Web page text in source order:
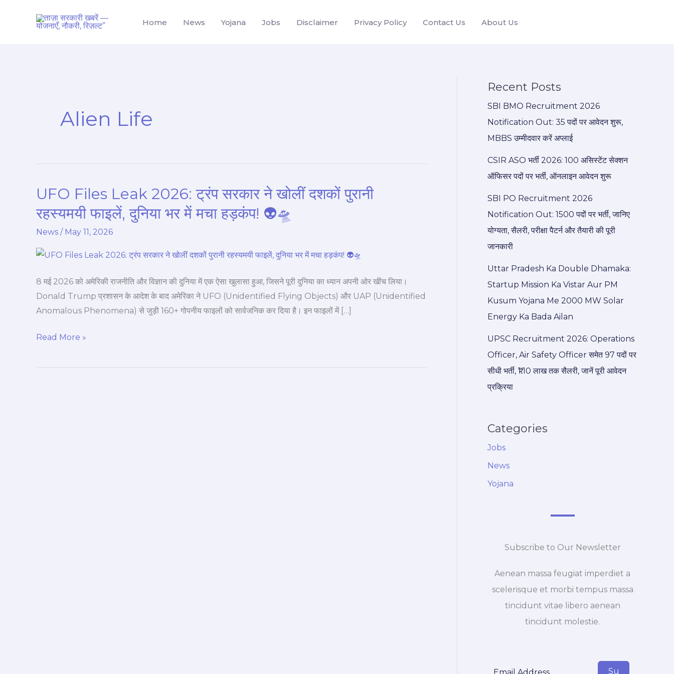
Home News Yojana Jobs Disclaimer Privacy Policy Contact Us About Us
Alien Life
UFO Files Leak 2026: ट्रंप सरकार ने खोलीं दशकों पुरानी
रहस्यमयी फाइलें, दुनिया भर में मचा हड़कंप! 👽🛸
News / May 11, 2026
8 मई 2026 को अमेरिकी राजनीति और विज्ञान की दुनिया में एक ऐसा खुलासा हुआ, जिसने पूरी दुनिया का ध्यान अपनी ओर खींच लिया।
Donald Trump प्रशासन के आदेश के बाद अमेरिका ने UFO (Unidentified Flying Objects) और UAP (Unidentified
Anomalous Phenomena) से जुड़ी 160+ गोपनीय फाइलों को सार्वजनिक कर दिया है। इन फाइलों में […]
UFO
Leak
2026:
ट्रंप
ने
खोलीं
दशकों
रहस्यमयी
दुनिया
Read More »
Recent Posts
SBI BMO Recruitment 2026
Notification Out: 35 पदों पर आवेदन शुरू,
MBBS उम्मीदवार करें अप्लाई
CSIR ASO भर्ती 2026: 100 असिस्टेंट सेक्शन
ऑफिसर पदों पर भर्ती, ऑनलाइन आवेदन शुरू
SBI PO Recruitment 2026
Notification Out: 1500 पदों पर भर्ती, जानिए
योग्यता, सैलरी, परीक्षा पैटर्न और तैयारी की पूरी
जानकारी
Uttar Pradesh Ka Double Dhamaka:
Startup Mission Ka Vistar Aur PM
Kusum Yojana Me 2000 MW Solar
Energy Ka Bada Ailan
UPSC Recruitment 2026: Operations
Officer, Air Safety Officer समेत 97 पदों पर
सीधी भर्ती, ₹1.10 लाख तक सैलरी, जानें पूरी आवेदन
प्रक्रिया
Categories
Jobs
News
Yojana
Subscribe to Our Newsletter
Aenean massa feugiat imperdiet a
scelerisque et morbi tempus massa
tincidunt vitae libero aenean
tincidunt molestie.
Su